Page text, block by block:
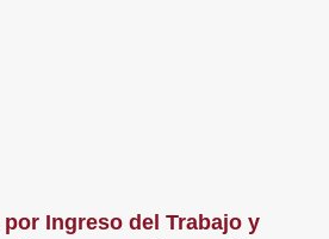
Ingreso del Trabajo y